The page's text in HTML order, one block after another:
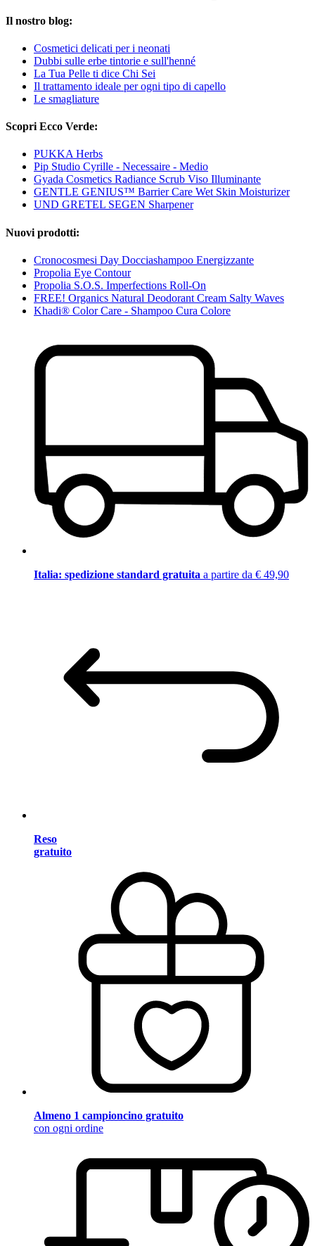
Il nostro blog:
Cosmetici delicati per i neonati
Dubbi sulle erbe tintorie e sull'henné
La Tua Pelle ti dice Chi Sei
Il trattamento ideale per ogni tipo di capello
Le smagliature
Scopri Ecco Verde:
PUKKA Herbs
Pip Studio Cyrille - Necessaire - Medio
Gyada Cosmetics Radiance Scrub Viso Illuminante
GENTLE GENIUS™ Barrier Care Wet Skin Moisturizer
UND GRETEL SEGEN Sharpener
Nuovi prodotti:
Cronocosmesi Day Docciashampoo Energizzante
Propolia Eye Contour
Propolia S.O.S. Imperfections Roll-On
FREE! Organics Natural Deodorant Cream Salty Waves
Khadi® Color Care - Shampoo Cura Colore
Italia: spedizione standard gratuita a partire da € 49,90
Reso
gratuito
Almeno 1 campioncino gratuito
con ogni ordine